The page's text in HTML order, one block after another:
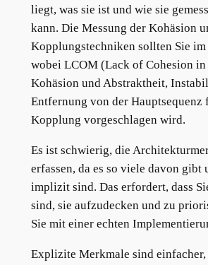
liegt, was sie ist und wie sie
kann. Die Messung der Kohäsion
Kopplungstechniken sollten Sie
wobei LCOM (Lack of Cohesion
Kohäsion und Abstraktheit,
Entfernung von der Hauptsequenz
Kopplung vorgeschlagen wird.
Es ist schwierig, die
erfassen, da es so viele davon gibt
implizit sind. Das erfordert, dass
sind, sie aufzudecken und zu
Sie mit einer echten
Explizite Merkmale sind einfacher,